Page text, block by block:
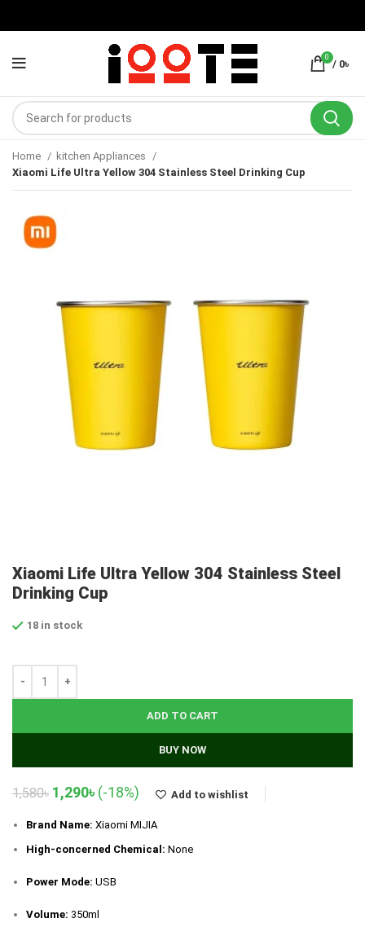
0
/ 0৳
Home
kitchen Appliances
Xiaomi Life Ultra Yellow 304 Stainless Steel Drinking Cup
Xiaomi Life Ultra Yellow 304 Stainless Steel
Drinking Cup
18 in stock
ADD TO CART
BUY NOW
1,580৳ Original
was:
1,290৳Current
is:
1,290৳.
(-18%) Add to wishlist
Brand Name: Xiaomi MIJIA
High-concerned Chemical: None
Power Mode: USB
Volume: 350ml